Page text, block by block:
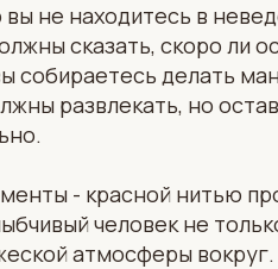
не находитесь в
сказать, скоро ли
собираетесь делать
развлекать, но
- красной нитью
человек не
атмосферы вокруг.